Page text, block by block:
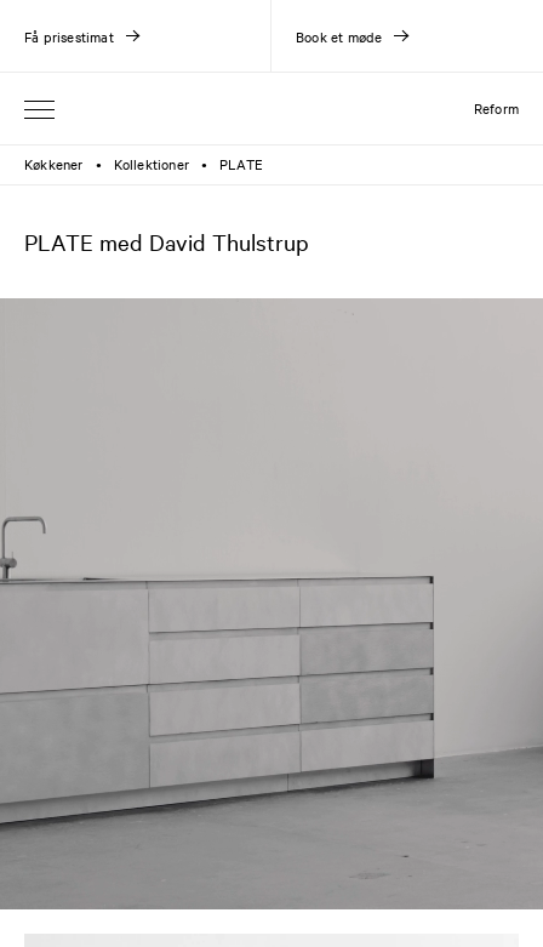
Reform
Få prisestimat Book et møde
Køkkener ● Kollektioner ● PLATE
PLATE med David Thulstrup